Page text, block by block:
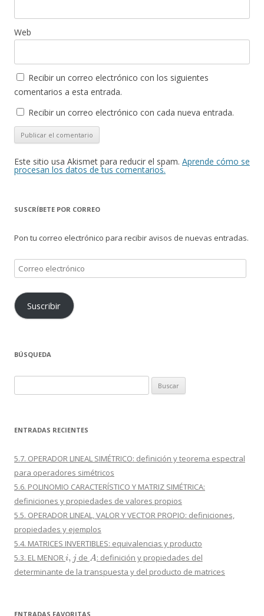
Web
Recibir un correo electrónico con los siguientes
comentarios a esta entrada.
Recibir un correo electrónico con cada nueva entrada.
Este sitio usa Akismet para reducir el spam. Aprende cómo se
procesan los datos de tus comentarios.
SUSCRÍBETE POR CORREO
Pon tu correo electrónico para recibir avisos de nuevas entradas.
Correo
electrónico
Suscribir
BÚSQUEDA
ENTRADAS RECIENTES
5.7. OPERADOR LINEAL SIMÉTRICO: definición y teorema espectral
para operadores simétricos
5.6. POLINOMIO CARACTERÍSTICO Y MATRIZ SIMÉTRICA:
definiciones y propiedades de valores propios
5.5. OPERADOR LINEAL, VALOR Y VECTOR PROPIO: definiciones,
propiedades y ejemplos
5.4. MATRICES INVERTIBLES: equivalencias y producto
5.3. EL MENORi,j de A: definición y propiedades del
determinante de la transpuesta y del producto de matrices
ENTRADAS FAVORITAS